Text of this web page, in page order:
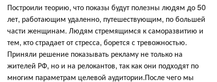
Построили теорию, что показы будут полезны людям до 50
лет, работающим удаленно, путешествующим, по большей
части женщинам. Людям стремящимся к саморазвитию и
тем, кто страдает от стресса, борется с тревожностью.
Приняли решение показывать рекламу не только на
жителей РФ, но и на релокантов, так как они подходят по
многим параметрам целевой аудитории.После чего мы